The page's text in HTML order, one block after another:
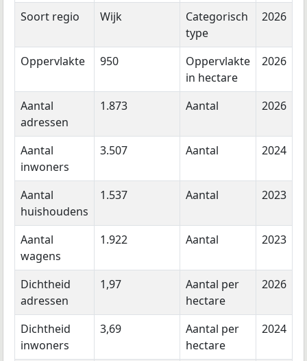
Soort regio Wijk
Categorisch
type
2026
Oppervlakte 950
Oppervlakte
in hectare
2026
Aantal
adressen
1.873 Aantal 2026
Aantal
inwoners
3.507 Aantal 2024
Aantal
huishoudens
1.537 Aantal 2023
Aantal
wagens
1.922 Aantal 2023
Dichtheid
adressen
1,97
Aantal per
hectare
2026
Dichtheid
inwoners
3,69
Aantal per
hectare
2024